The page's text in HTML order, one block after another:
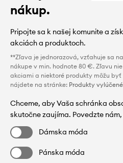
nákup.
Pripojte sa k našej komunite a
akciách a produktoch.
**Zľava je jednorazová, vzťahuje sa
nákupe v min. hodnote 80 €. Zľavu
akciami a niektoré produkty môžu
nájdete na stránke: Produkty
Chceme, aby Vaša schránka
skutočne zaujíma. Povedzte nám,
Dámska móda
Pánska móda